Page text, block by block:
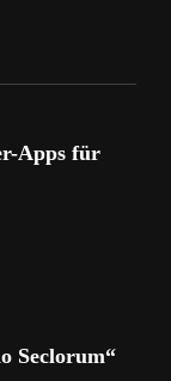
Apps für
Seclorum“